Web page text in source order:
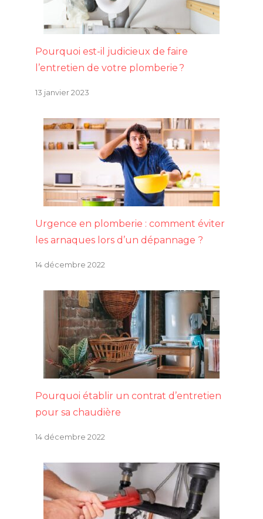
Pourquoi est-il judicieux de faire
l’entretien de votre plomberie ?
13 janvier 2023
Urgence en plomberie : comment éviter
les arnaques lors d’un dépannage ?
14 décembre 2022
Pourquoi établir un contrat d’entretien
pour sa chaudière
14 décembre 2022